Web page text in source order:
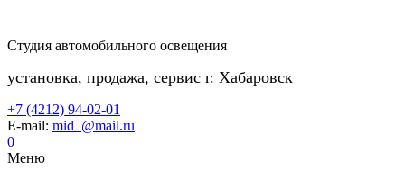
Студия автомобильного освещения
установка, продажа, сервис г. Хабаровск
+7 (4212) 94-02-01
E-mail: mid_@mail.ru
0
Меню